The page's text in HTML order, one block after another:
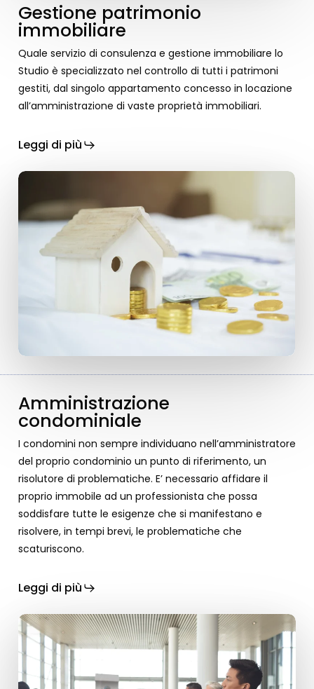
Gestione patrimonio
immobiliare
Quale servizio di consulenza e gestione immobiliare lo
Studio è specializzato nel controllo di tutti i patrimoni
gestiti, dal singolo appartamento concesso in locazione
all’amministrazione di vaste proprietà immobiliari.
Leggi di più
Amministrazione
condominiale
I condomini non sempre individuano nell’amministratore
del proprio condominio un punto di riferimento, un
risolutore di problematiche. E’ necessario affidare il
proprio immobile ad un professionista che possa
soddisfare tutte le esigenze che si manifestano e
risolvere, in tempi brevi, le problematiche che
scaturiscono.
Leggi di più